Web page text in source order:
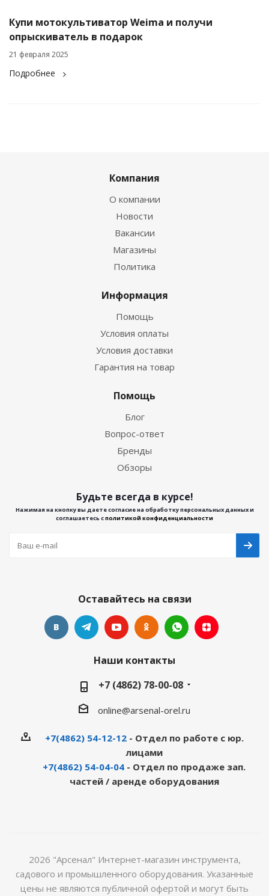
Купи мотокультиватор Weima и получи
опрыскиватель в подарок
21 февраля 2025
Подробнее
Компания
О компании
Новости
Вакансии
Магазины
Политика
Информация
Помощь
Условия оплаты
Условия доставки
Гарантия на товар
Помощь
Блог
Вопрос-ответ
Бренды
Обзоры
Будьте всегда в курсе!
Нажимая на кнопку вы даете согласие на обработку персональных данных и
соглашаетесь сполитикой конфиденциальности
Оставайтесь на связи
Наши контакты
+7 (4862) 78-00-08
online@arsenal-orel.ru
+7(4862) 54-12-12- Отдел по работе с юр.
лицами
+7(4862) 54-04-04 - Отдел по продаже зап.
частей / аренде оборудования
2026 "Арсенал" Интернет-магазин инструмента,
садового и промышленного оборудования. Указанные
цены не являются публичной офертой и могут быть